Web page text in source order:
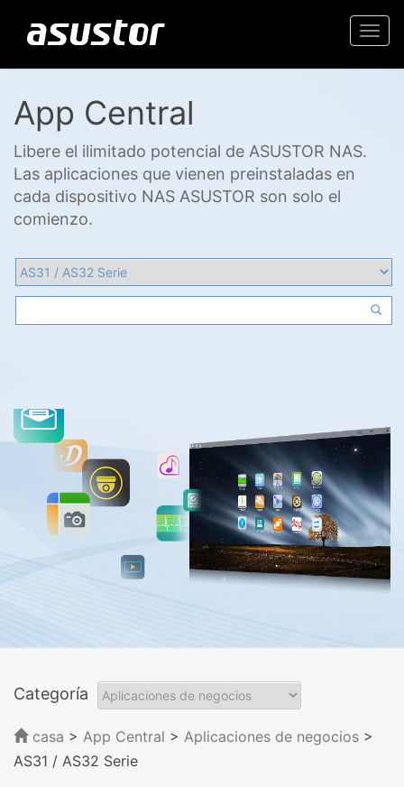
App Central
Libere el ilimitado potencial de ASUSTOR NAS.
Las aplicaciones que vienen preinstaladas en
cada dispositivo NAS ASUSTOR son solo el
comienzo.
Categoría
casa > App Central > Aplicaciones de negocios >
AS31 / AS32 Serie